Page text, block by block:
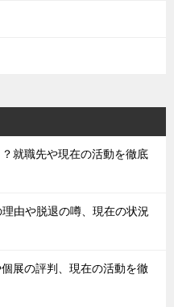
就職先や現在の活動を徹底
由や脱退の噂、現在の状況
展の評判、現在の活動を徹